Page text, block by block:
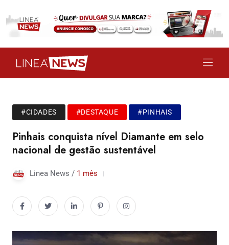
#CIDADES #DESTAQUE #PINHAIS
Pinhais conquista nível Diamante em selo
nacional de gestão sustentável
Linea News / 1 mês